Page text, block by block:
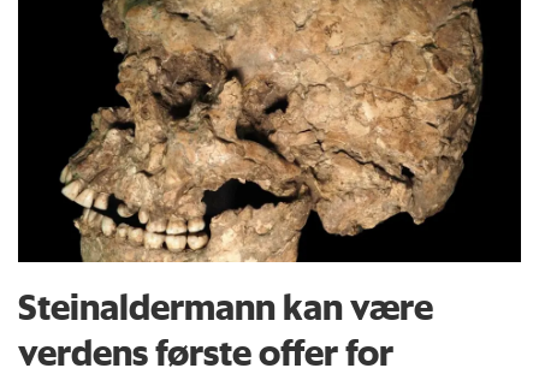
Steinaldermann kan være
verdens første offer for